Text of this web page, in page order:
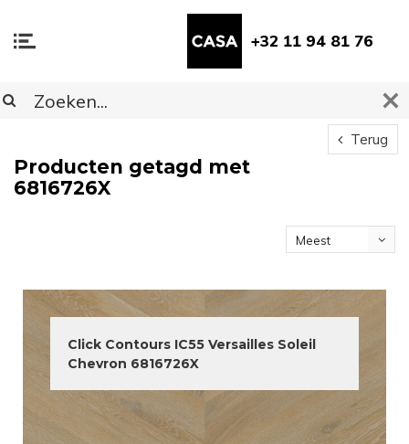
+32 11 94 81 76
Terug
Producten getagd met
6816726X
Meest
Click Contours IC55 Versailles Soleil
Chevron 6816726X